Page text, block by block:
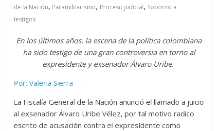
de la Nación, Paramilitarismo, Proceso judicial, Soborno a
testigos
En los últimos años, la escena de la política colombiana
ha sido testigo de una gran controversia en torno al
expresidente y exsenador Álvaro Uribe.
Por: Valeria Sierra
La Fiscalía General de la Nación anunció el llamado a juicio
al exsenador Álvaro Uribe Vélez, por tal motivo radico
escrito de acusación contra el expresidente como